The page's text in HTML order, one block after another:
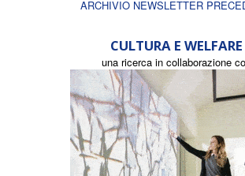
ARCHIVIO NEWSLETTER
CULTURA E WELFARE
una ricerca in collaborazione